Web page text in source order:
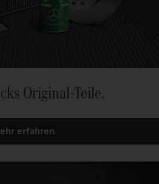
Original-Teile.
erfahren